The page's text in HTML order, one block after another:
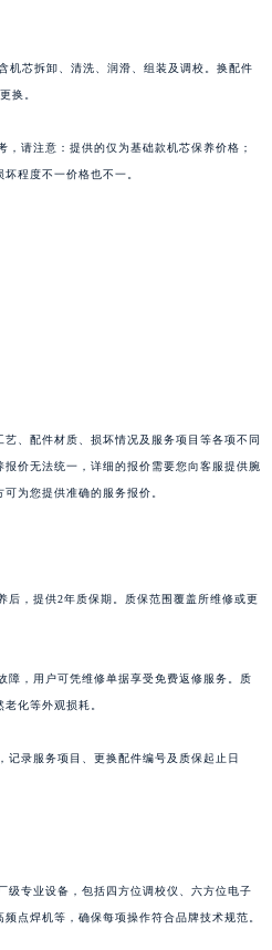
机芯拆卸、清洗、润滑、组装及调校。换配件
换。
请注意：提供的仅为基础款机芯保养价格；
程度不一价格也不一。
、配件材质、损坏情况及服务项目等各项不同
价无法统一，详细的报价需要您向客服提供腕
为您提供准确的服务报价。
后，提供2年质保期。质保范围覆盖所维修或更
障，用户可凭维修单据享受免费返修服务。质
化等外观损耗。
录服务项目、更换配件编号及质保起止日
级专业设备，包括四方位调校仪、六方位电子
点焊机等，确保每项操作符合品牌技术规范。